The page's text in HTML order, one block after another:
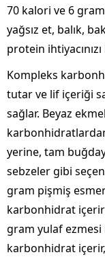
70 kalori ve 6
yağsız et, balık,
protein
Kompleks
tutar ve lif içeriği
sağlar. Beyaz
yerine, tam
sebzeler gibi
gram pişmiş
karbonhidrat
gram yulaf ezmesi
karbonhidrat